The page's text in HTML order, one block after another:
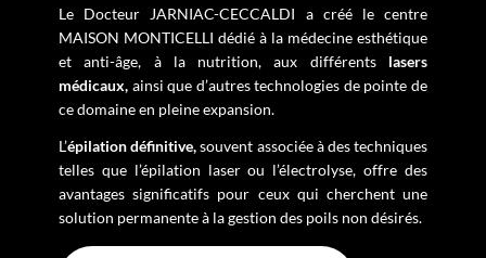
Le Docteur JARNIAC-CECCALDI a créé le centre
MAISON MONTICELLI dédié à la médecine esthétique
et anti-âge, à la nutrition, aux différents lasers
médicaux, ainsi que d’autres technologies de pointe de
ce domaine en pleine expansion.
L’épilation définitive,souvent associée à des techniques
telles que l’épilation laser ou l’électrolyse, offre des
avantages significatifs pour ceux qui cherchent une
solution permanente à la gestion des poils non désirés.